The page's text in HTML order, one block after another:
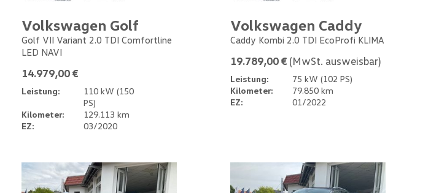
Volkswagen Golf
Golf VII Variant 2.0 TDI Comfortline
LED NAVI
14.979,00 €
Leistung:
110 kW (150
PS)
Kilometer:
129.113 km
EZ:
03/2020
Volkswagen Caddy
Caddy Kombi 2.0 TDI EcoProfi KLIMA
19.789,00 € (MwSt. ausweisbar)
Leistung:
75 kW (102 PS)
Kilometer:
79.850 km
EZ:
01/2022